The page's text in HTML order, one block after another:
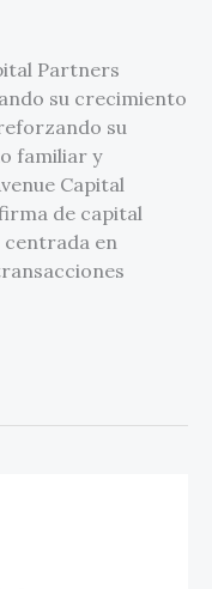
Partners
su crecimiento
su
familiar y
Capital
de capital
centrada en